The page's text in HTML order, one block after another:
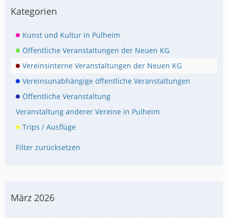
Kategorien
Kunst und Kultur in Pulheim
Öffentliche Veranstaltungen der Neuen KG
Vereinsinterne Veranstaltungen der Neuen KG
Vereinsunabhängige öffentliche Veranstaltungen
Öffentliche Veranstaltung
Veranstaltung anderer Vereine in Pulheim
Trips / Ausflüge
Filter zurücksetzen
März 2026